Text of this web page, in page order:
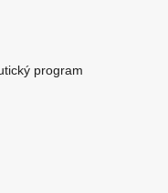
program